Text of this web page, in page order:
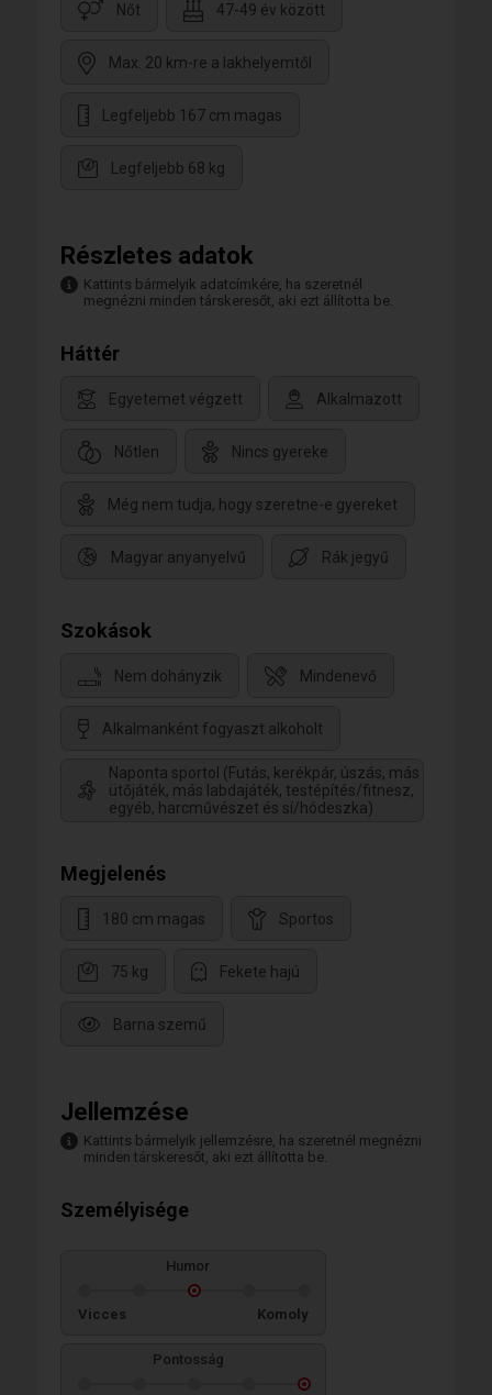
Nőt 47-49 év között
Max. 20 km-re a lakhelyemtől
Legfeljebb 167 cm magas
Legfeljebb 68 kg
Részletes adatok
Kattints bármelyik adatcímkére, ha szeretnél
megnézni minden társkeresőt, aki ezt állította be.
Háttér
Egyetemet végzett Alkalmazott
Nőtlen Nincs gyereke
Még nem tudja, hogy szeretne-e gyereket
Magyar anyanyelvű Rák jegyű
Szokások
Nem dohányzik Mindenevő
Alkalmanként fogyaszt alkoholt
Naponta sportol (Futás, kerékpár, úszás, más
ütőjáték, más labdajáték, testépítés/fitnesz,
egyéb, harcművészet és sí/hódeszka)
Megjelenés
180 cm magas Sportos
75 kg Fekete hajú
Barna szemű
Jellemzése
Kattints bármelyik jellemzésre, ha szeretnél megnézni
minden társkeresőt, aki ezt állította be.
Személyisége
Humor
Vicces Komoly
Pontosság